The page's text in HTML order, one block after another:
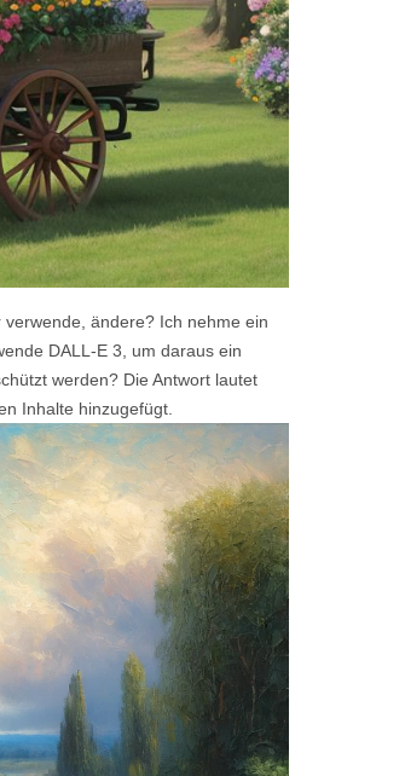
ändere? Ich nehme ein
DALL-E 3, um daraus ein
werden? Die Antwort lautet
Inhalte hinzugefügt.